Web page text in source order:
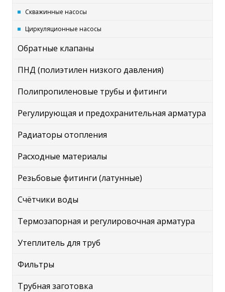
Скважинные насосы
Циркуляционные насосы
Обратные клапаны
ПНД (полиэтилен низкого давления)
Полипропиленовые трубы и фитинги
Регулирующая и предохранительная арматура
Радиаторы отопления
Расходные материалы
Резьбовые фитинги (латунные)
Счётчики воды
Термозапорная и регулировочная арматура
Утеплитель для труб
Фильтры
Трубная заготовка